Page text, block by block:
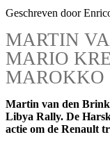
Geschreven door
MARTIN
MARIO
MAROKKO
Martin van den Brink
Libya Rally. De
actie om de Renault